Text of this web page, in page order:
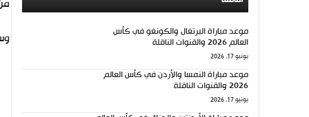
موعد مباراة البرتغال والكونغو في كأس
العالم 2026 والقنوات الناقلة
يونيو 17, 2026
موعد مباراة النمسا والأردن في كأس العالم
2026 والقنوات الناقلة
يونيو 17, 2026